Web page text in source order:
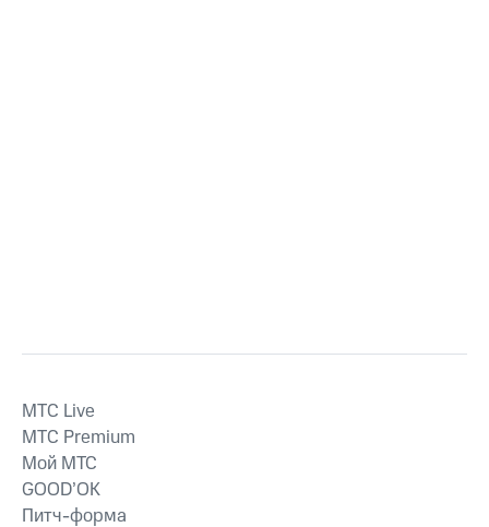
MTС Live
MTС Premium
Мой МТС
GOOD’OK
Питч-форма